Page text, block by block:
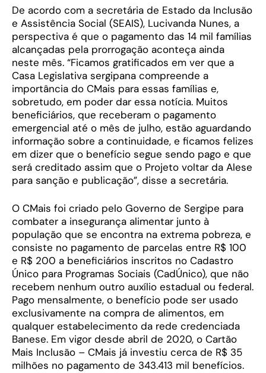
De acordo com a secretária de Estado da Inclusão
e Assistência Social (SEAIS), Lucivanda Nunes, a
perspectiva é que o pagamento das 14 mil famílias
alcançadas pela prorrogação aconteça ainda
neste mês. “Ficamos gratificados em ver que a
Casa Legislativa sergipana compreende a
importância do CMais para essas famílias e,
sobretudo, em poder dar essa notícia. Muitos
beneficiários, que receberam o pagamento
emergencial até o mês de julho, estão aguardando
informação sobre a continuidade, e ficamos felizes
em dizer que o benefício segue sendo pago e que
será creditado assim que o Projeto voltar da Alese
para sanção e publicação”, disse a secretária.
O CMais foi criado pelo Governo de Sergipe para
combater a insegurança alimentar junto à
população que se encontra na extrema pobreza, e
consiste no pagamento de parcelas entre R$ 100
e R$ 200 a beneficiários inscritos no Cadastro
Único para Programas Sociais (CadÚnico), que não
recebem nenhum outro auxílio estadual ou federal.
Pago mensalmente, o benefício pode ser usado
exclusivamente na compra de alimentos, em
qualquer estabelecimento da rede credenciada
Banese. Em vigor desde abril de 2020, o Cartão
Mais Inclusão – CMais já investiu cerca de R$ 35
milhões no pagamento de 343.413 mil benefícios.